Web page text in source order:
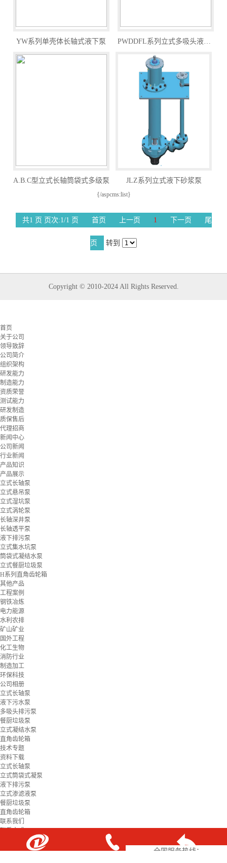
全国服务热线：
YW系列单壳体长轴式液下泵 PWDDFL系列立式多吸头液下排污泵
A.B.C型立式长轴筒袋式多级泵 JLZ系列立式液下砂浆泵
{/aspcms:list}
共1 页 页次:1/1 页 首页 上一页 1 下一页 尾
页 转到
Copyright © 2010-2024 All Rights Reserved.
首页
关于公司
领导致辞
公司简介
组织架构
研发能力
制造能力
资质荣誉
测试能力
研发制造
质保售后
代理招商
新闻中心
公司新闻
行业新闻
产品知识
产品展示
立式长轴泵
立式悬吊泵
立式湿坑泵
立式涡轮泵
长轴深井泵
长轴透平泵
液下排污泵
立式集水坑泵
筒袋式凝结水泵
立式餐厨垃圾泵
H系列直角齿轮箱
其他产品
工程案例
钢铁冶炼
电力能源
水利农排
矿山矿业
国外工程
化工生物
消防行业
制造加工
环保科技
公司相册
立式长轴泵
液下污水泵
多吸头排污泵
餐厨垃圾泵
立式凝结水泵
直角齿轮箱
技术专题
资料下载
立式长轴泵
立式筒袋式凝泵
液下排污泵
立式渗滤液泵
餐厨垃圾泵
直角齿轮箱
联系我们